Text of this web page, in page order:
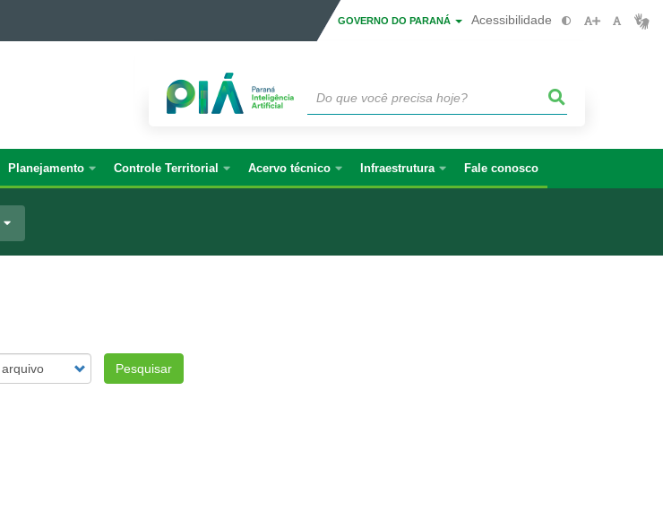
GOVERNO DO PARANÁ Acessibilidade
Planejamento Controle Territorial Acervo técnico Infraestrutura Fale conosco
Pesquisar